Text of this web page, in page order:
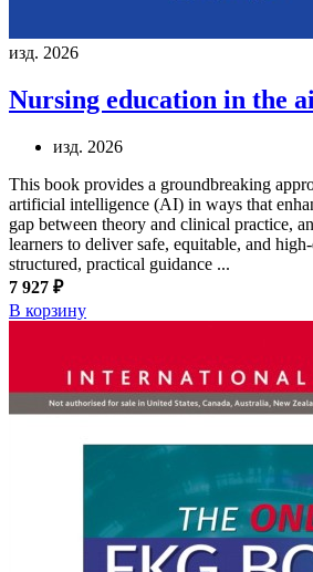
изд. 2026
Nursing education in the
изд. 2026
This book provides a groundbreaking
artificial intelligence (AI) in ways that
gap between theory and clinical practice,
learners to deliver safe, equitable, and
structured, practical guidance ...
7 927 ₽
В корзину